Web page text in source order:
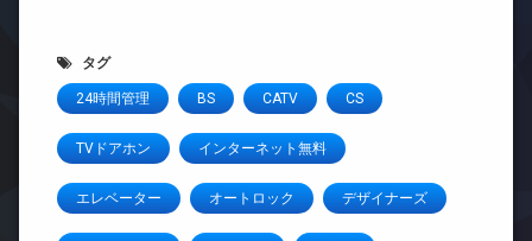
タグ
24時間管理 BS CATV CS
TVドアホン インターネット無料
エレベーター オートロック デザイナーズ